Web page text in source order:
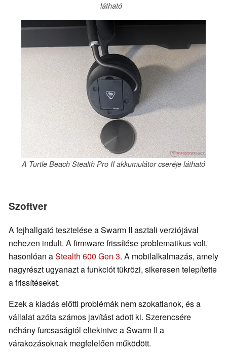
látható
A Turtle Beach Stealth Pro II akkumulátor cseréje látható
Szoftver
A fejhallgató tesztelése a Swarm II asztali verziójával
nehezen indult. A firmware frissítése problematikus volt,
hasonlóan aStealth 600 Gen 3. A mobilalkalmazás, amely
nagyrészt ugyanazt a funkciót tükrözi, sikeresen telepítette
a frissítéseket.
Ezek a kiadás előtti problémák nem szokatlanok, és a
vállalat azóta számos javítást adott ki. Szerencsére
néhány furcsaságtól eltekintve a Swarm II a
várakozásoknak megfelelően működött.